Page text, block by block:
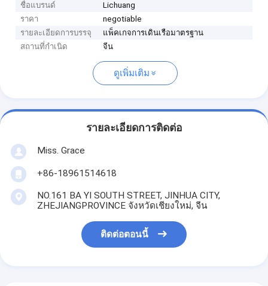
ชื่อแบรนด์
Lichuang
ราคา
negotiable
รายละเอียดการบรรจุ
แพ็คเกจการเดินเรือมาตรฐาน
สถานที่กำเนิด
จีน
ดูเพิ่มเติม
รายละเอียดการติดต่อ
Miss. Grace
+86-18961514618
NO.161 BA YI SOUTH STREET, JINHUA CITY,
ZHEJIANGPROVINCE จังหวัดเชียงใหม่, จีน
ติดต่อตอนนี้